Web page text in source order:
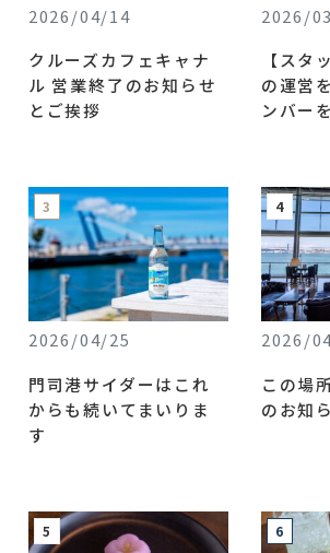
2026/04/14
クルーズカフェキャナ
ル 営業終了のお知らせ
とご挨拶
2026/
【スタ
の運営
ンバー
2026/04/25
門司港サイダーはこれ
からも続いてまいりま
す
2026/
この場
のお知